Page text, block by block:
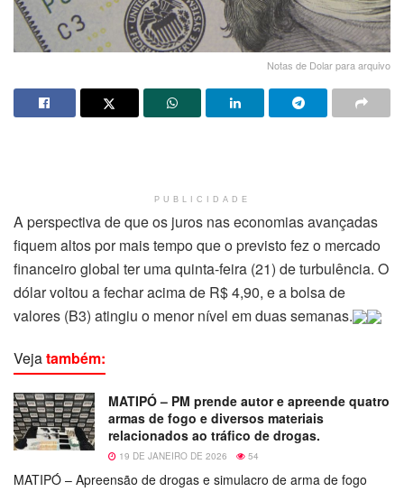
Notas de Dolar para arquivo
PUBLICIDADE
A perspectiva de que os juros nas economias avançadas
fiquem altos por mais tempo que o previsto fez o mercado
financeiro global ter uma quinta-feira (21) de turbulência. O
dólar voltou a fechar acima de R$ 4,90, e a bolsa de
valores (B3) atingiu o menor nível em duas semanas.
Vejatambém:
MATIPÓ – PM prende autor e apreende quatro
armas de fogo e diversos materiais
relacionados ao tráfico de drogas.
19 DE JANEIRO DE 2026 54
MATIPÓ – Apreensão de drogas e simulacro de arma de fogo